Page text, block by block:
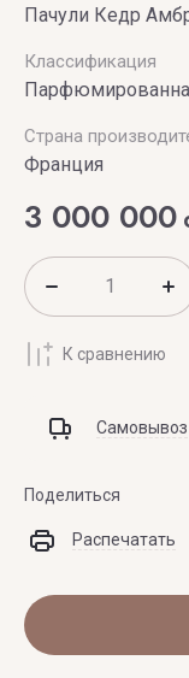
Пачули Кедр
Классификация
Страна
Франция
3 000 000
К сравнению
Самовывоз
Поделиться
Распечатать